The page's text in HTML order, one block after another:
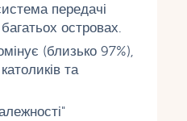
передачі
островах.
(близько 97%),
та